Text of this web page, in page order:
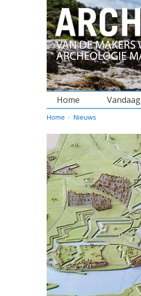
Home Vandaag
BREADCRUMBS
YOU
HERE:
Home Nieuws